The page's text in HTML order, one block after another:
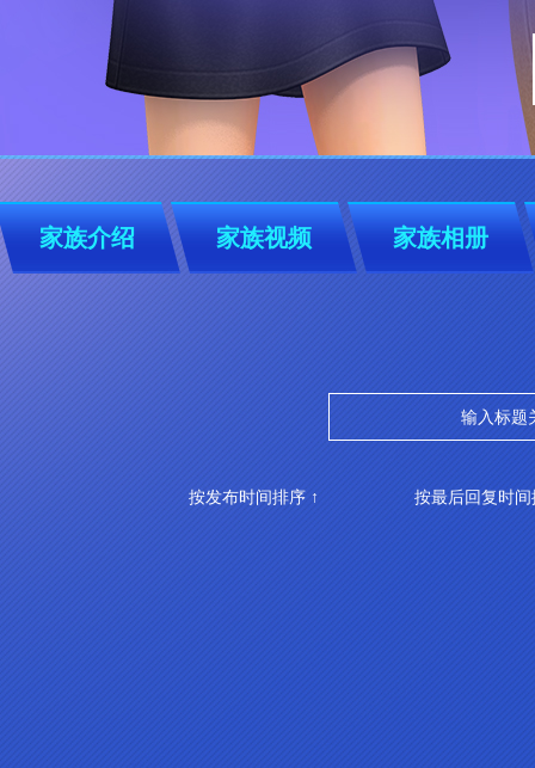
家族介绍 家族视频 家族相册
按发布时间排序 ↑ 按最后回复时间